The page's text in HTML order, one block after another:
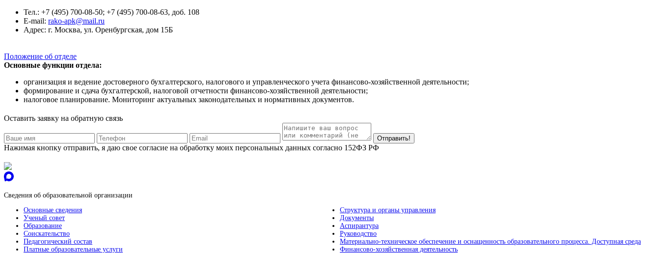
Тел.: +7 (495) 700-08-50; +7 (495) 700-08-63, доб. 108
E-mail: rako-apk@mail.ru
Адрес: г. Москва, ул. Оренбургская, дом 15Б
Положение об отделе
Основные функции отдела:
организация и ведение достоверного бухгалтерского, налогового и управленческого учета финансово-хозяйственной деятельности;
формирование и сдача бухгалтерской, налоговой отчетности финансово-хозяйственной деятельности;
налоговое планирование. Мониторинг актуальных законодательных и нормативных документов.
Оставить заявку на обратную связь
Нажимая кнопку отправить, я даю свое согласие на обработку моих персональных данных согласно 152ФЗ РФ
Сведения об образовательной организации
Основные сведения
Структура и органы управления
Ученый совет
Документы
Образование
Аспирантура
Соискательство
Руководство
Педагогический состав
Материально-техническое обеспечение и оснащенность образовательного процесса. Доступная среда
Платные образовательные услуги
Финансово-хозяйственная деятельность